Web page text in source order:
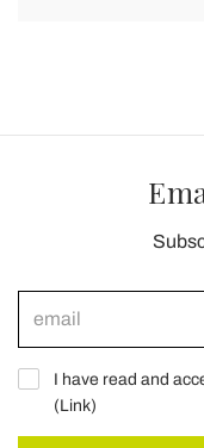
I have read and
(Link)